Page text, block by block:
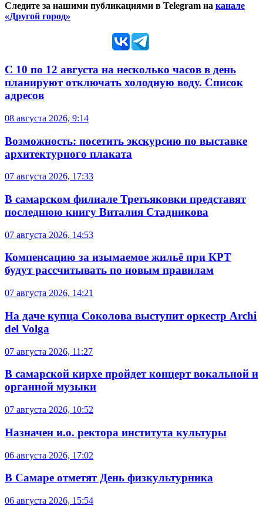
Следите за нашими публикациями в Telegram на канале
«Другой город»
С 10 по 12 августа на несколько часов в день
планируют отключать холодную воду. Список
адресов
08 августа 2026, 9:14
Возможность: посетить экскурсию по выставке
архитектурного плаката
07 августа 2026, 17:33
В самарском филиале Третьяковки представят
последнюю книгу Виталия Стадникова
07 августа 2026, 14:53
Компенсацию за изымаемое жильё при КРТ
будут рассчитывать по новым правилам
07 августа 2026, 14:21
На даче купца Соколова выступит оркестр Archi
del Volga
07 августа 2026, 11:27
В самарской кирхе пройдет концерт вокальной и
органной музыки
07 августа 2026, 10:52
Назначен и.о. ректора института культуры
06 августа 2026, 17:02
В Самаре отметят День физкультурника
06 августа 2026, 15:54